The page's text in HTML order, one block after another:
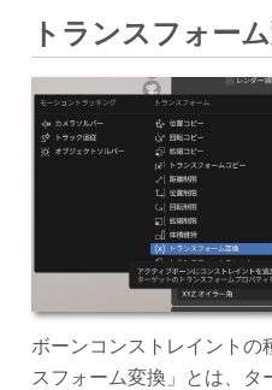
トランスフォー
ボーンコンストレイントの
スフォーム変換」とは、タ